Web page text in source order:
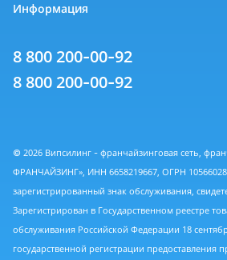
Информация
8 800 200-00-92
8 800 200-00-92
© 2026 Випсилинг - франчайзинговая сеть,
ФРАНЧАЙЗИНГ», ИНН 6658219667, ОГРН
зарегистрированный знак обслуживания,
Зарегистрирован в Государственном реестре
обслуживания Российской Федерации 18
государственной регистрации предоставления